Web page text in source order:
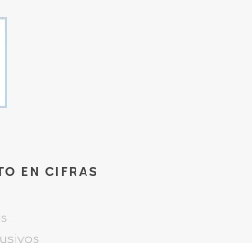
EN CIFRAS